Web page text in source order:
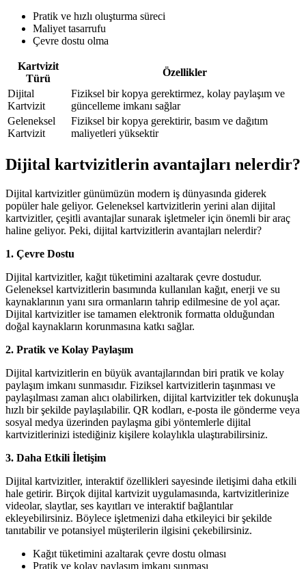
Pratik ve hızlı oluşturma süreci
Maliyet tasarrufu
Çevre dostu olma
Kartvizit
Türü
Özellikler
Dijital
Kartvizit
Fiziksel bir kopya gerektirmez, kolay paylaşım ve
güncelleme imkanı sağlar
Geleneksel
Kartvizit
Fiziksel bir kopya gerektirir, basım ve dağıtım
maliyetleri yüksektir
Dijital kartvizitlerin avantajları nelerdir?
Dijital kartvizitler günümüzün modern iş dünyasında giderek
popüler hale geliyor. Geleneksel kartvizitlerin yerini alan dijital
kartvizitler, çeşitli avantajlar sunarak işletmeler için önemli bir araç
haline geliyor. Peki, dijital kartvizitlerin avantajları nelerdir?
1. Çevre Dostu
Dijital kartvizitler, kağıt tüketimini azaltarak çevre dostudur.
Geleneksel kartvizitlerin basımında kullanılan kağıt, enerji ve su
kaynaklarının yanı sıra ormanların tahrip edilmesine de yol açar.
Dijital kartvizitler ise tamamen elektronik formatta olduğundan
doğal kaynakların korunmasına katkı sağlar.
2. Pratik ve Kolay Paylaşım
Dijital kartvizitlerin en büyük avantajlarından biri pratik ve kolay
paylaşım imkanı sunmasıdır. Fiziksel kartvizitlerin taşınması ve
paylaşılması zaman alıcı olabilirken, dijital kartvizitler tek dokunuşla
hızlı bir şekilde paylaşılabilir. QR kodları, e-posta ile gönderme veya
sosyal medya üzerinden paylaşma gibi yöntemlerle dijital
kartvizitlerinizi istediğiniz kişilere kolaylıkla ulaştırabilirsiniz.
3. Daha Etkili İletişim
Dijital kartvizitler, interaktif özellikleri sayesinde iletişimi daha etkili
hale getirir. Birçok dijital kartvizit uygulamasında, kartvizitlerinize
videolar, slaytlar, ses kayıtları ve interaktif bağlantılar
ekleyebilirsiniz. Böylece işletmenizi daha etkileyici bir şekilde
tanıtabilir ve potansiyel müşterilerin ilgisini çekebilirsiniz.
Kağıt tüketimini azaltarak çevre dostu olması
Pratik ve kolay paylaşım imkanı sunması